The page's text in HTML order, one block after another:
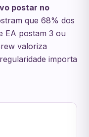
postar no
que 68% dos
EA postam 3 ou
valoriza
importa